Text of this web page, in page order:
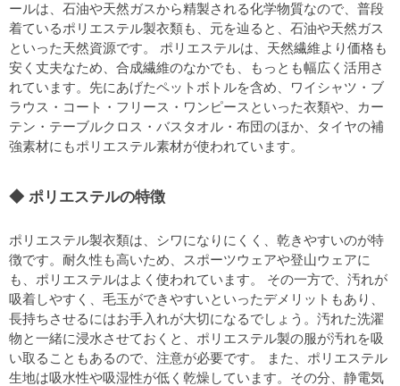
ールは、石油や天然ガスから精製される化学物質なので、普段
着ているポリエステル製衣類も、元を辿ると、石油や天然ガス
といった天然資源です。 ポリエステルは、天然繊維より価格も
安く丈夫なため、合成繊維のなかでも、もっとも幅広く活用さ
れています。先にあげたペットボトルを含め、ワイシャツ・ブ
ラウス・コート・フリース・ワンピースといった衣類や、カー
テン・テーブルクロス・バスタオル・布団のほか、タイヤの補
強素材にもポリエステル素材が使われています。
ポリエステルの特徴
ポリエステル製衣類は、シワになりにくく、乾きやすいのが特
徴です。耐久性も高いため、スポーツウェアや登山ウェアに
も、ポリエステルはよく使われています。 その一方で、汚れが
吸着しやすく、毛玉ができやすいといったデメリットもあり、
長持ちさせるにはお手入れが大切になるでしょう。汚れた洗濯
物と一緒に浸水させておくと、ポリエステル製の服が汚れを吸
い取ることもあるので、注意が必要です。 また、ポリエステル
生地は吸水性や吸湿性が低く乾燥しています。その分、静電気